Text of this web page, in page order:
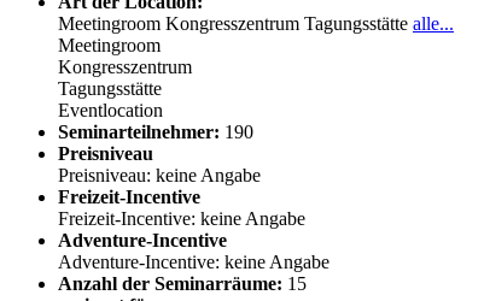
Meetingroom Kongresszentrum Tagungsstätte alle...
Meetingroom
Kongresszentrum
Tagungsstätte
Eventlocation
Seminarteilnehmer: 190
Preisniveau
Preisniveau: keine Angabe
Freizeit-Incentive
Freizeit-Incentive: keine Angabe
Adventure-Incentive
Adventure-Incentive: keine Angabe
Anzahl der Seminarräume: 15